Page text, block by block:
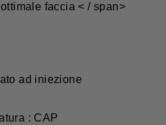
faccia < / span>
ad iniezione
: CAP